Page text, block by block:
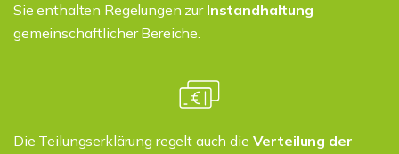
Sie enthalten Regelungen zur Instandhaltung
gemeinschaftlicher Bereiche.
Die Teilungserklärung regelt auch die Verteilung der